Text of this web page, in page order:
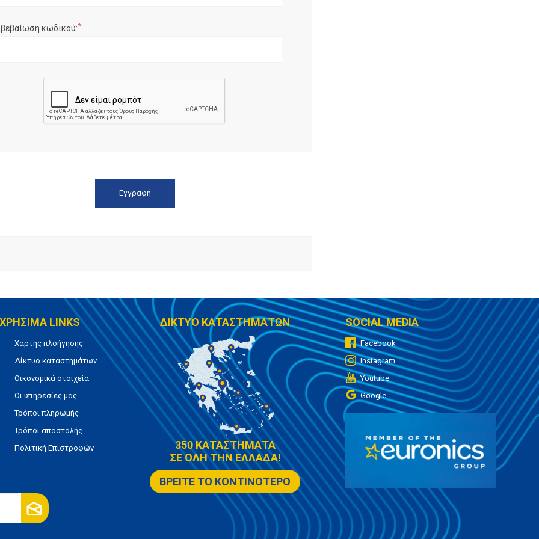
κωδικού:*
ΧΡΗΣΙΜΑ LINKS
Χάρτης πλοήγησης
Δίκτυο καταστημάτων
Οικονομικά στοιχεία
Οι υπηρεσίες μας
Τρόποι πληρωμής
Τρόποι αποστολής
Πολιτική Επιστροφών
ΔΙΚΤΥΟ ΚΑΤΑΣΤΗΜΑΤΩΝ
350 ΚΑΤΑΣΤΗΜΑΤΑ
ΣΕ ΟΛΗ ΤΗΝ ΕΛΛΑΔΑ!
ΒΡΕΙΤΕ ΤΟ ΚΟΝΤΙΝΟΤΕΡΟ
SOCIAL MEDIA
Facebook
Instagram
Youtube
Google